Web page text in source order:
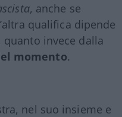
, anche se
qualifica dipende
invece dalla
momento.
nel suo insieme e